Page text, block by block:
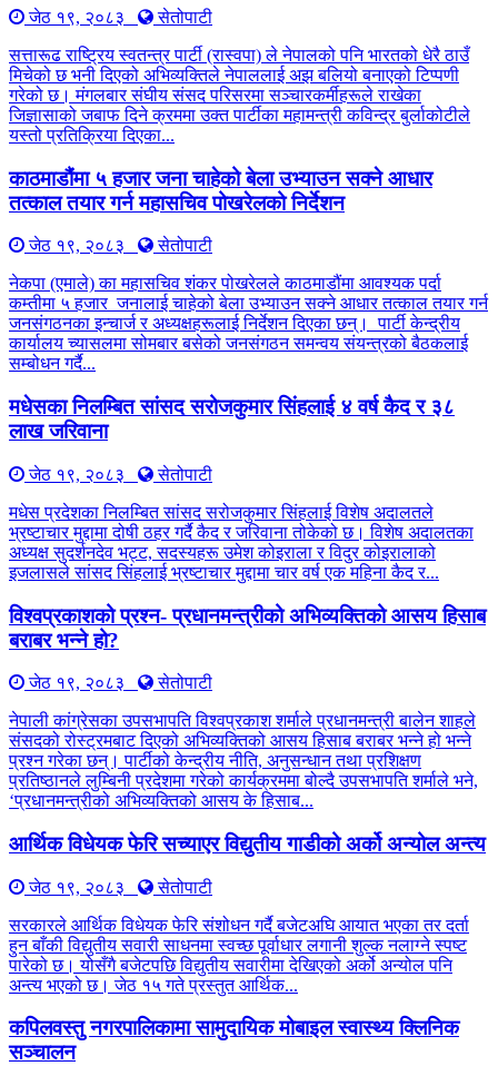
जेठ १९, २०८३
सेतोपाटी
सत्तारूढ राष्ट्रिय स्वतन्त्र पार्टी (रास्वपा) ले नेपालको पनि भारतको धेरै ठाउँ
मिचेको छ भनी दिएको अभिव्यक्तिले नेपाललाई अझ बलियो बनाएको टिप्पणी
गरेको छ। मंगलबार संघीय संसद परिसरमा सञ्चारकर्मीहरूले राखेका
जिज्ञासाको जबाफ दिने क्रममा उक्त पार्टीका महामन्त्री कविन्द्र बुर्लाकोटीले
यस्तो प्रतिक्रिया दिएका...
काठमाडौंमा ५ हजार जना चाहेको बेला उभ्याउन सक्ने आधार
तत्काल तयार गर्न महासचिव पोखरेलको निर्देशन
जेठ १९, २०८३
सेतोपाटी
नेकपा (एमाले) का महासचिव शंकर पोखरेलले काठमाडौंमा आवश्यक पर्दा
कम्तीमा ५ हजार जनालाई चाहेको बेला उभ्याउन सक्ने आधार तत्काल तयार गर्न
जनसंगठनका इन्चार्ज र अध्यक्षहरूलाई निर्देशन दिएका छन्। पार्टी केन्द्रीय
कार्यालय च्यासलमा सोमबार बसेको जनसंगठन समन्वय संयन्त्रको बैठकलाई
सम्बोधन गर्दै...
मधेसका निलम्बित सांसद सरोजकुमार सिंहलाई ४ वर्ष कैद र ३८
लाख जरिवाना
जेठ १९, २०८३
सेतोपाटी
मधेस प्रदेशका निलम्बित सांसद सरोजकुमार सिंहलाई विशेष अदालतले
भ्रष्टाचार मुद्दामा दोषी ठहर गर्दै कैद र जरिवाना तोकेको छ। विशेष अदालतका
अध्यक्ष सुदर्शनदेव भट्ट, सदस्यहरू उमेश कोइराला र विदुर कोइरालाको
इजलासले सांसद सिंहलाई भ्रष्टाचार मुद्दामा चार वर्ष एक महिना कैद र...
विश्वप्रकाशको प्रश्न- प्रधानमन्त्रीको अभिव्यक्तिको आसय हिसाब
बराबर भन्ने हो?
जेठ १९, २०८३
सेतोपाटी
नेपाली कांग्रेसका उपसभापति विश्वप्रकाश शर्माले प्रधानमन्त्री बालेन शाहले
संसदको रोस्ट्रमबाट दिएको अभिव्यक्तिको आसय हिसाब बराबर भन्ने हो भन्ने
प्रश्न गरेका छन्। पार्टीको केन्द्रीय नीति, अनुसन्धान तथा प्रशिक्षण
प्रतिष्ठानले लुम्बिनी प्रदेशमा गरेको कार्यक्रममा बोल्दै उपसभापति शर्माले भने,
‘प्रधानमन्त्रीको अभिव्यक्तिको आसय के हिसाब...
आर्थिक विधेयक फेरि सच्याएर विद्युतीय गाडीको अर्को अन्योल अन्त्य
जेठ १९, २०८३
सेतोपाटी
सरकारले आर्थिक विधेयक फेरि संशोधन गर्दै बजेटअघि आयात भएका तर दर्ता
हुन बाँकी विद्युतीय सवारी साधनमा स्वच्छ पूर्वाधार लगानी शुल्क नलाग्ने स्पष्ट
पारेको छ। योसँगै बजेटपछि विद्युतीय सवारीमा देखिएको अर्को अन्योल पनि
अन्त्य भएको छ। जेठ १५ गते प्रस्तुत आर्थिक...
कपिलवस्तु नगरपालिकामा सामुदायिक मोबाइल स्वास्थ्य क्लिनिक
सञ्चालन